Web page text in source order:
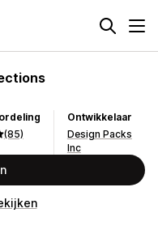
(85)
Ontwikkelaar
Design Packs
Inc